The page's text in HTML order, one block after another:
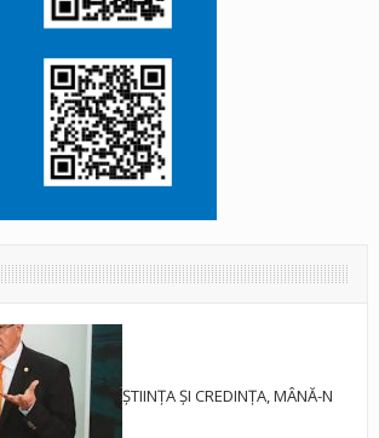
ȘTIINȚA ȘI CREDINȚA, MÂNĂ-N